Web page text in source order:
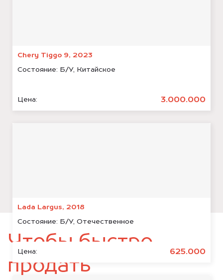
Chery Tiggo 9, 2023
Состояние: Б/У, Китайское
Цена: 3.000.000
Lada Largus, 2018
Состояние: Б/У, Отечественное
Цена: 625.000
Чтобы быстро
продать